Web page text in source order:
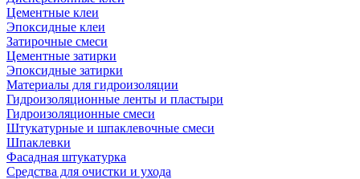
Цементные клеи
Эпоксидные клеи
Затирочные смеси
Цементные затирки
Эпоксидные затирки
Материалы для гидроизоляции
Гидроизоляционные ленты и пластыри
Гидроизоляционные смеси
Штукатурные и шпаклевочные смеси
Шпаклевки
Фасадная штукатурка
Средства для очистки и ухода